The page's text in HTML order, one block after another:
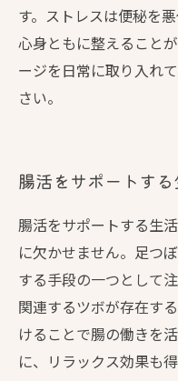
す。ストレスは便秘を
心身ともに整えること
ージを日常に取り入れ
さい。
腸活をサポートす
腸活をサポートする生
に欠かせません。足つ
する手段の一つとして
関連するツボが存在す
けることで腸の働きを
に、リラックス効果も